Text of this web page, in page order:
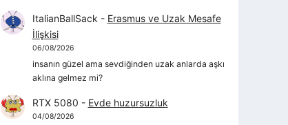
ItalianBallSack - Erasmus ve Uzak Mesafe
İlişkisi
06/08/2026
insanın güzel ama sevdiğinden uzak anlarda aşkı
aklına gelmez mi?
RTX 5080 - Evde huzursuzluk
04/08/2026